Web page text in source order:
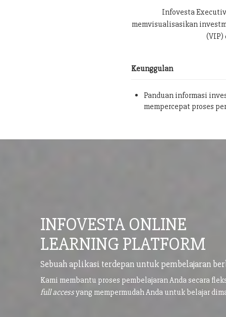
Infovesta
memvisualisasikan
(VIP)
Keunggulan
Panduan informasi
mempercepat proses
INFOVESTA ONLINE
LEARNING PLATFORM
Sebuah aplikasi terdepan untuk pembelajaran
Kami membantu proses pembelajaran Anda secara
full accessyang mempermudah Anda untuk belajar